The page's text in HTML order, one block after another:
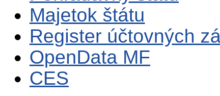
Majetok štátu
Register účtovných
OpenData MF
CES